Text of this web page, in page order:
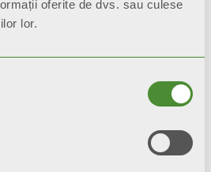
oferite de dvs. sau culese
lor.
din
mm